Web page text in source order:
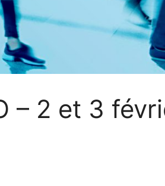
– 2 et 3